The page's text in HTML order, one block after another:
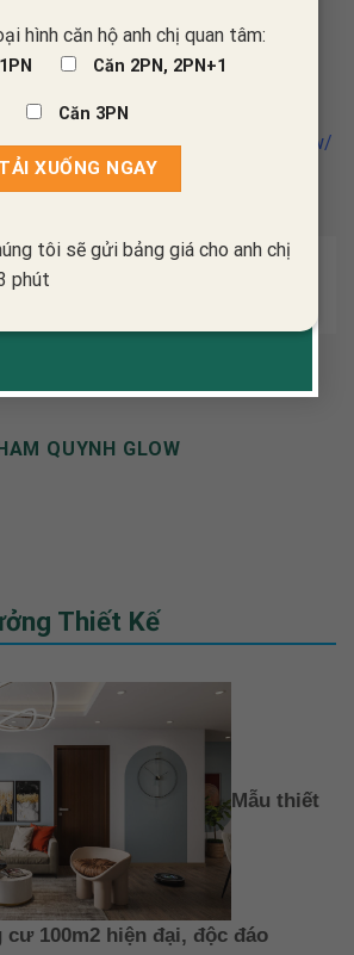
hình căn hộ anh chị quan tâm:
Căn 2PN, 2PN+1
Căn 3PN
tôi sẽ gửi bảng giá cho anh chị
phút
noithathiendaiGlow/
lưu ý quan trọng để thiết kế nội
QUYNH GLOW
Thiết Kế
Mẫu thiết
cư 100m2 hiện đại, độc đáo